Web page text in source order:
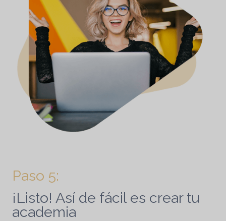
Paso 5:
¡Listo! Así de fácil es crear tu
academia